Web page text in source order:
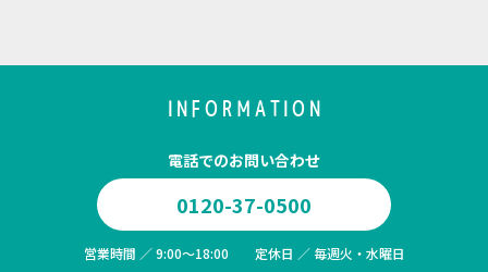
INFORMATION
電話でのお問い合わせ
0120-37-0500
営業時間 ／ 9:00～18:00 定休日 ／ 毎週火・水曜日